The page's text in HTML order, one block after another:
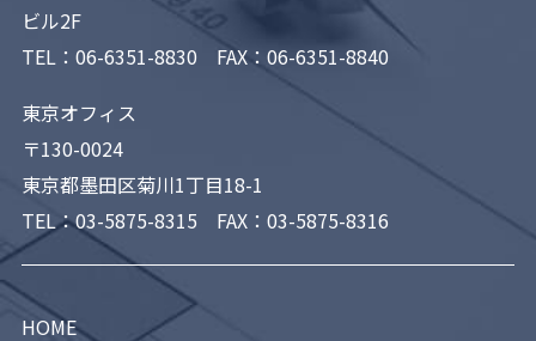
ビル2F
TEL： 06-6351-8830 FAX：06-6351-8840
東京オフィス
〒130-0024
東京都墨田区菊川1丁目18-1
TEL：03-5875-8315 FAX：03-5875-8316
HOME